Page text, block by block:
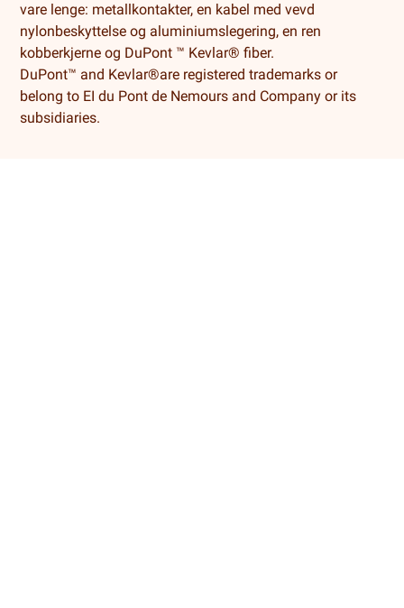
vare lenge: metallkontakter, en kabel med vevd
nylonbeskyttelse og aluminiumslegering, en ren
kobberkjerne og DuPont ™ Kevlar® fiber.
DuPont™ and Kevlar®are registered trademarks or
belong to EI du Pont de Nemours and Company or its
subsidiaries.